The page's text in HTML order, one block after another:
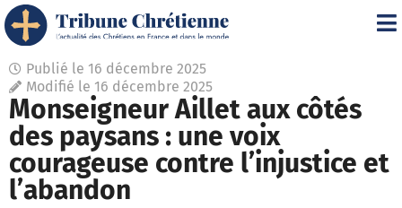
Publié le 16 décembre 2025
Modifié le 16 décembre 2025
Monseigneur Aillet aux côtés
des paysans : une voix
courageuse contre l’injustice et
l’abandon